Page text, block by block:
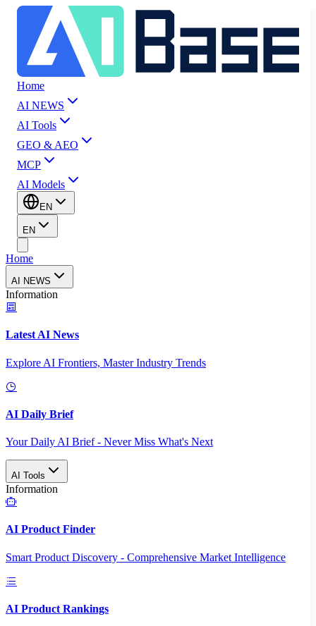
Home
AI NEWS
AI Tools
GEO & AEO
MCP
AI Models
EN
EN
Home
AI NEWS
Information
Latest AI News
Explore AI Frontiers, Master Industry Trends
AI Daily Brief
Your Daily AI Brief - Never Miss What's Next
AI Tools
Information
AI Product Finder
Smart Product Discovery - Comprehensive Market Intelligence
AI Product Rankings